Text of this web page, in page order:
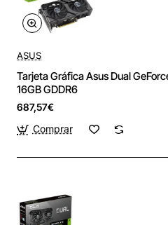
ASUS
Tarjeta Gráfica Asus Dual
16GB GDDR6
687,57€
Comprar